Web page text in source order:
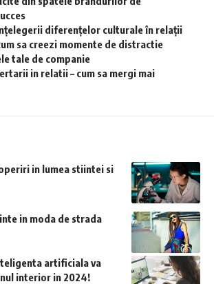
diferențelor culturale în relații
sa creezi momente de distractie
tale de companie
in relatii – cum sa mergi mai
in lumea stiintei si
in moda de strada
artificiala va
interior in 2024!